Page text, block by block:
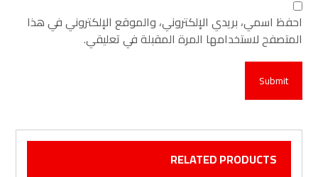
احفظ اسمي، بريدي الإلكتروني، والموقع الإلكتروني في هذا
المتصفح لاستخدامها المرة المقبلة في تعليقي.
RELATED PRODUCTS